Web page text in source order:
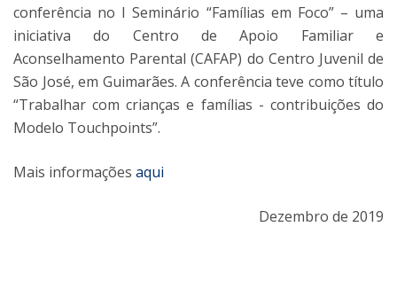
conferência no I Seminário “Famílias em Foco” – uma
iniciativa do Centro de Apoio Familiar e
Aconselhamento Parental (CAFAP) do Centro Juvenil de
São José, em Guimarães. A conferência teve como título
“Trabalhar com crianças e famílias - contribuições do
Modelo Touchpoints”.
Mais informações aqui
Dezembro de 2019